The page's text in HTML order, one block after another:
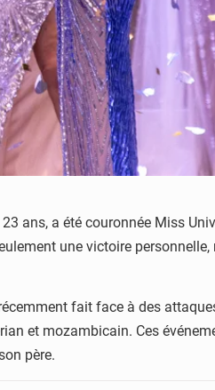
ans, a été couronnée Miss
une victoire
fait face à des
et mozambicain. Ces
père.